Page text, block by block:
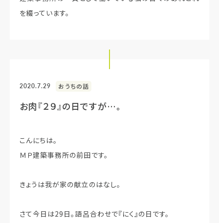
を綴っています。
2020.7.29 おうちの話
お肉『２９』の日ですが…。
こんにちは。
ＭＰ建築事務所の前田です。
きょうは我が家の献立のはなし。
さて今日は29日。語呂合わせで『にく』の日です。